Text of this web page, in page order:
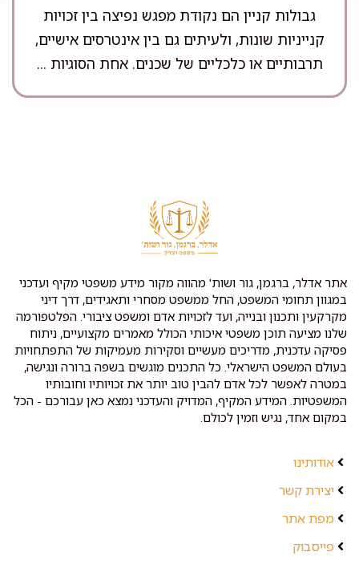
גבולות קניין הם נקודת מפגש נפיצה בין זכויות
קנייניות שונות, ולעיתים גם בין אינטרסים אישיים,
תרבותיים או כלכליים של שכנים. אחת הסוגיות ...
אתר אדלר, ברגמן, גור ושות' מהווה מקור מידע משפטי מקיף ועדכני
במגוון תחומי המשפט, החל ממשפט מסחרי ותאגידים, דרך דיני
מקרקעין ותכנון ובנייה, ועד לזכויות אדם ומשפט ציבורי. הפלטפורמה
שלנו מציעה תוכן משפטי איכותי הכולל מאמרים מקצועיים, ניתוח
פסיקה עדכנית, מדריכים מעשיים וסקירות מעמיקות של התפתחויות
בעולם המשפט הישראלי. כל התכנים מוגשים בשפה ברורה ונגישה,
במטרה לאפשר לכל אדם להבין טוב יותר את זכויותיו וחובותיו
המשפטיות. המידע המקיף, המדויק והעדכני נמצא כאן עבורכם - הכל
במקום אחד, נגיש וזמין לכולם.
אודותינו
יצירת קשר
מפת אתר
פייסבוק